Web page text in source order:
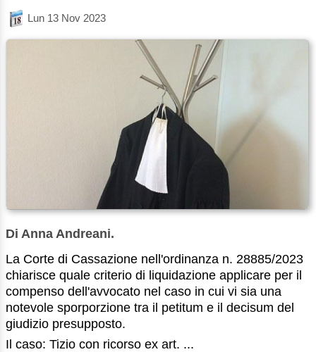
Lun 13 Nov 2023
Di Anna Andreani.
La Corte di Cassazione nell'ordinanza n. 28885/2023
chiarisce quale criterio di liquidazione applicare per il
compenso dell'avvocato nel caso in cui vi sia una
notevole sporporzione tra il petitum e il decisum del
giudizio presupposto.
Il caso: Tizio con ricorso ex art. ...